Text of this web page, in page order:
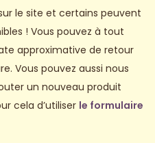
le site et certains peuvent
! Vous pouvez à tout
approximative de retour
Vous pouvez aussi nous
un nouveau produit
cela d’utiliser le formulaire